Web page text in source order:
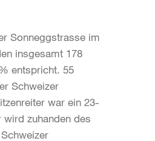
Sonneggstrasse im
insgesamt 178
entspricht. 55
Schweizer
war ein 23-
zuhanden des